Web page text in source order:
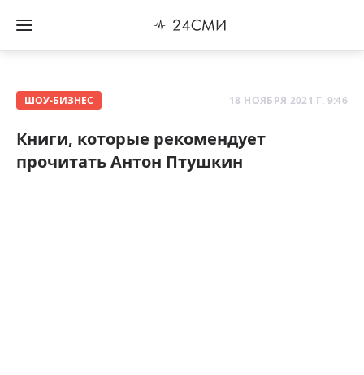
ШОУ-БИЗНЕС 18 НОЯБРЯ 2021 Г. 9:46
Книги, которые рекомендует
прочитать Антон Птушкин